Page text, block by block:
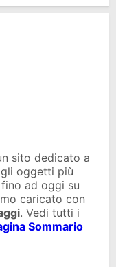
sito dedicato a
oggetti più
ad oggi su
caricato con
. Vedi tutti i
Sommario